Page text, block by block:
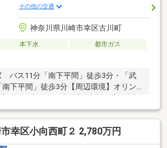
その他の交通
神奈川県川崎市幸区古川町
本下水
都市ガス
バス11分「南下平間」徒歩3分・「武
下平間」徒歩3分【周辺環境】オリン
平間店…徒歩5分下平間春風公園…徒歩5
学校…徒歩3分塚越中学校…徒歩5分総合
なし。お好きなハウスメーカーで建築
（3階建・ビルトイン車庫付）◆複数駅
幸区小向西町２ 2,780万円